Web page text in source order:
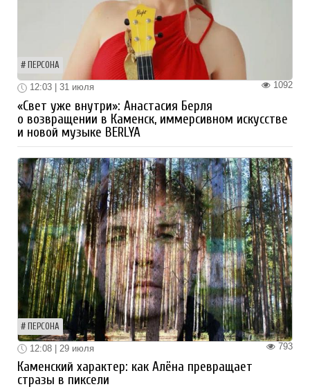
ПЕРСОНА
1092
12:03 | 31 июля
«Свет уже внутри»: Анастасия Берля
о возвращении в Каменск, иммерсивном искусстве
и новой музыке BERLYA
ПЕРСОНА
793
12:08 | 29 июля
Каменский характер: как Алёна превращает
стразы в пиксели